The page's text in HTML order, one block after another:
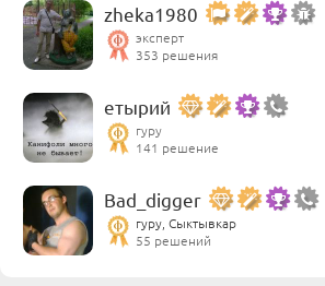
zheka1980
эксперт
353 решения
етырий
гуру
141 решение
Bad_digger
гуру, Сыктывкар
55 решений